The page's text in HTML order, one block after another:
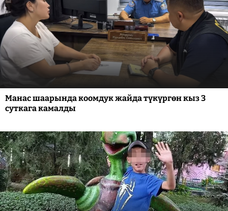
Манас шаарында коомдук жайда түкүргөн кыз 3
суткага камалды